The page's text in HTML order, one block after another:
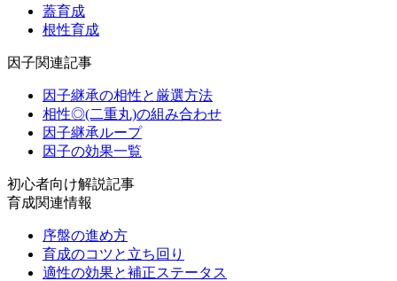
蓋育成
根性育成
因子関連記事
因子継承の相性と厳選方法
相性◎(二重丸)の組み合わせ
因子継承ループ
因子の効果一覧
初心者向け解説記事
育成関連情報
序盤の進め方
育成のコツと立ち回り
適性の効果と補正ステータス